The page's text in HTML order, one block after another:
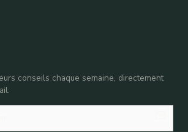
conseils chaque semaine, directement